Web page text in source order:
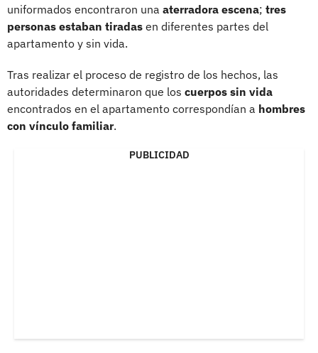
uniformados encontraron una aterradora escena; tres
personas estaban tiradas en diferentes partes del
apartamento y sin vida.
Tras realizar el proceso de registro de los hechos, las
autoridades determinaron que los cuerpos sin vida
encontrados en el apartamento correspondían a hombres
con vínculo familiar.
PUBLICIDAD